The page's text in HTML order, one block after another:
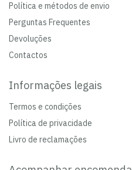
Política e métodos de envio
Perguntas Frequentes
Devoluções
Contactos
Informações legais
Termos e condições
Política de privacidade
Livro de reclamações